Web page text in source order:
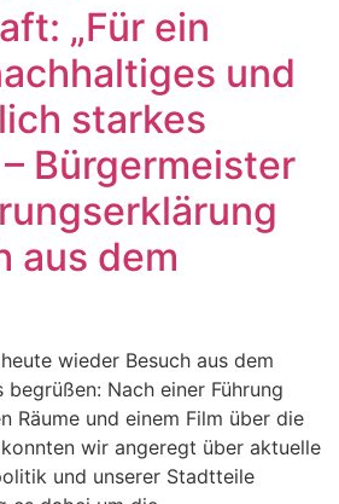
„Für ein
und
starkes
Bürgermeister
aus dem
wieder Besuch aus dem
begrüßen: Nach einer Führung
Räume und einem Film über die
wir angeregt über aktuelle
und unserer Stadtteile